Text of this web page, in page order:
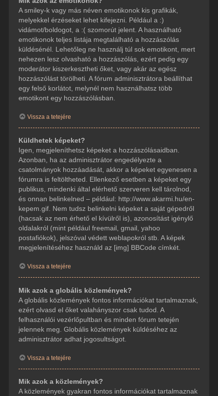
A smiley-k vagy más néven emotikonok kis grafikák,
melyekkel érzéseket lehet kifejezni. Például a :)
vidámot/boldogot, a :( szomorút jelent. A használható
emotikonok teljes listája megtalálható a hozzászólás
küldésénél. Lehetőleg ne használj túl sok emotikont, mert
nehezen lesz olvasható a hozzászólás, ezért pedig egy
moderátor kiszerkesztheti őket, vagy akár az egész
hozzászólást törölheti. A fórum adminisztrátora beállíthat
egy felső korlátot, melynél nem használhatsz több
emotikont egy hozzászólásban.
Vissza a tetejére
Küldhetek képeket?
Igen, megjeleníthetsz képeket a hozzászólásaidban.
Azonban, ha az adminisztrátor engedélyezte a
csatolmányok hozzáadását, akkor a képeket egyenesen a
fórumra is feltöltheted. Ellenkező esetben a képeket egy
publikus, mindenki által elérhető szerveren kell tárolnod,
és onnan belinkelned – például: http://www.akarmi.hu/en-
kepem.gif. Nem tudsz belinkelni képeket a saját gépedről
(hacsak az nem érhető el kívülről is), azonosítást igénylő
oldalakról (mint például freemail, gmail, yahoo
postafiókok), jelszóval védett weblapokról stb. A képek
megjelenítéséhez használd az [img] BBCode címkét.
Vissza a tetejére
Mik azok a globális közlemények?
A globális közlemények fontos információkat tartalmaznak,
ezért olvasd el őket valahányszor csak tudod. A
felhasználói vezérlőpultban és minden fórum tetején
jelennek meg. Globális közlemények küldéséhez az
adminisztrátor adhat jogosultságot.
Vissza a tetejére
Mik azok a közlemények?
A közlemények gyakran fontos információkat tartalmaznak